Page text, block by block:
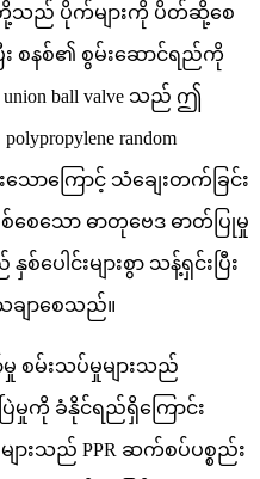
တို့သည် ပိုက်များကို ပိတ်ဆို့စေ
ြီး စနစ်၏ စွမ်းဆောင်ရည်ကို
ball valve သည် ဤ
random
းသောကြောင့် သံချေးတက်ခြင်း
စေသော ဓာတုဗေဒ ဓာတ်ပြုမှု
ေါင်းများစွာ သန့်ရှင်းပြီး
ချာစေသည်။
မှု စမ်းသပ်မှုများသည်
မှုကို ခံနိုင်ရည်ရှိကြောင်း
းသည် PPR ဆက်စပ်ပစ္စည်း